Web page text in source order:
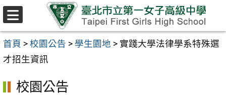
跳至主要內容區
首頁 > 校園公告 > 學生園地 > 實踐大學法律學系特殊選
才招生資訊
校園公告
選
單